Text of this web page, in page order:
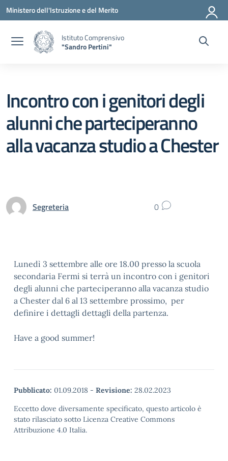
Vai ai contenuti
Vai al menu di navigazione
Vai al footer
Ministero dell'Istruzione e del Merito
Istituto Comprensivo
"Sandro Pertini"
Incontro con i genitori degli
alunni che parteciperanno
alla vacanza studio a Chester
Segreteria 0
Lunedì 3 settembre alle ore 18.00 presso la scuola
secondaria Fermi si terrà un incontro con i genitori
degli alunni che parteciperanno alla vacanza studio
a Chester dal 6 al 13 settembre prossimo, per
definire i dettagli dettagli della partenza.
Have a good summer!
Pubblicato: 01.09.2018 - Revisione: 28.02.2023
Eccetto dove diversamente specificato, questo articolo è
stato rilasciato sotto Licenza Creative Commons
Attribuzione 4.0 Italia.